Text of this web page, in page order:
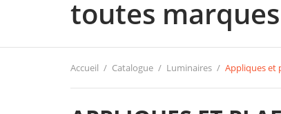
toutes marques
Accueil Catalogue Luminaires Appliques et